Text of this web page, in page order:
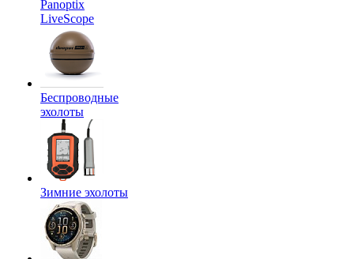
Panoptix
LiveScope
Беспроводные
эхолоты
Зимние эхолоты